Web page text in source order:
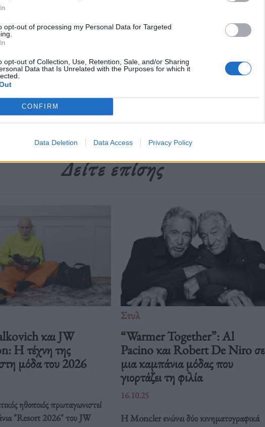
opt-out of processing my Personal Data for Targeted
opt-out of Collection, Use, Retention, Sale, and/or Sharing
Data that Is Unrelated with the Purposes for which it
CONFIRM
Data Deletion Data Access Privacy Policy
,Ιωάννα Αγγελή,καμπάνια
Δείτε επίσης
και JW
Η τέχνη της
μόδα του 2026
ηθοποιός πρωταγωνιστεί
"Resort 2026" του JW
Στυλ
“Warmer Together”: Al
Pacino και Robert De Niro σε
μια καμπάνια μόδας που
γιορτάζει τη φιλία
16.10.25
Η Moncler ενώνει δύο κινηματογραφικά